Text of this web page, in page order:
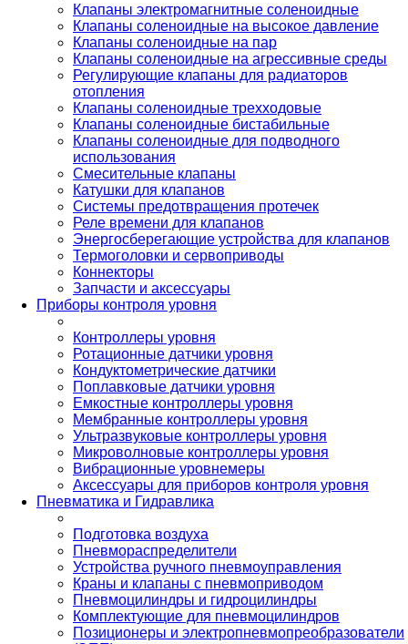
Клапаны электромагнитные соленоидные
Клапаны соленоидные на высокое давление
Клапаны соленоидные на пар
Клапаны соленоидные на агрессивные среды
Регулирующие клапаны для радиаторов
отопления
Клапаны соленоидные трехходовые
Клапаны соленоидные бистабильные
Клапаны соленоидные для подводного
использования
Смесительные клапаны
Катушки для клапанов
Системы предотвращения протечек
Реле времени для клапанов
Энергосберегающие устройства для клапанов
Термоголовки и сервоприводы
Коннекторы
Запчасти и аксессуары
Приборы контроля уровня
Контроллеры уровня
Ротационные датчики уровня
Кондуктометрические датчики
Поплавковые датчики уровня
Емкостные контроллеры уровня
Мембранные контроллеры уровня
Ультразвуковые контроллеры уровня
Микроволновые контроллеры уровня
Вибрационные уровнемеры
Аксессуары для приборов контроля уровня
Пневматика и Гидравлика
Подготовка воздуха
Пневмораспределители
Устройства ручного пневмоуправления
Краны и клапаны с пневмоприводом
Пневмоцилиндры и гидроцилиндры
Комплектующие для пневмоцилиндров
Позиционеры и электропневмопреобразователи